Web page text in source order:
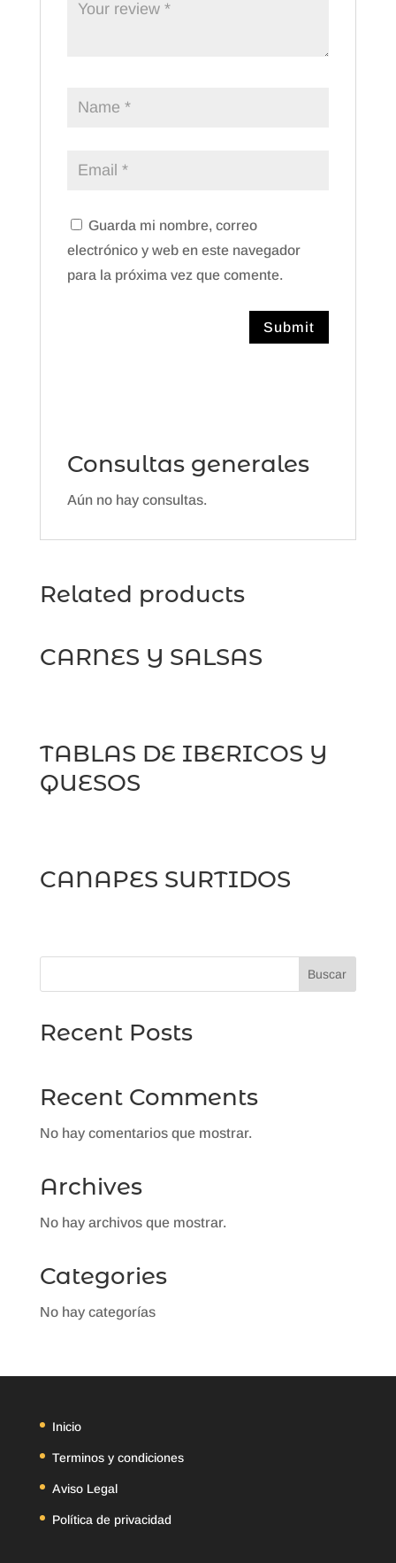
Guarda mi nombre, correo
electrónico y web en este navegador
para la próxima vez que comente.
Consultas generales
Aún no hay consultas.
Related products
CARNES Y SALSAS
TABLAS DE IBERICOS Y
QUESOS
CANAPES SURTIDOS
Buscar
Recent Posts
Recent Comments
No hay comentarios que mostrar.
Archives
No hay archivos que mostrar.
Categories
No hay categorías
Inicio
Terminos y condiciones
Aviso Legal
Política de privacidad